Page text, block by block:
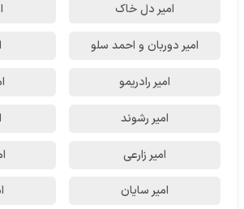
امیر دل خاک
امیر دوربان و احمد سلو
امیر رادریمو
امیر رشوند
امیر زارعی
امیر سایان